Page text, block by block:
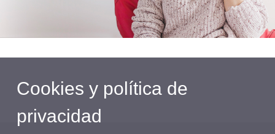
Cookies y política de
privacidad